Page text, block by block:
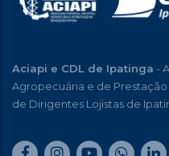
Aciapi e CDL de Ipatinga -
Agropecuária e de
de Dirigentes Lojistas de